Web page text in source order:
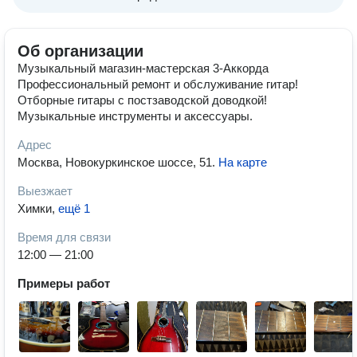
Об организации
Музыкальный магазин-мастерская 3-Аккорда
Профессиональный ремонт и обслуживание гитар!
Отборные гитары с постзаводской доводкой!
Музыкальные инструменты и аксессуары.
Адрес
Москва, Новокуркинское шоссе, 51. На карте
Выезжает
Химки, ещё 1
Время для связи
12:00 — 21:00
Примеры работ